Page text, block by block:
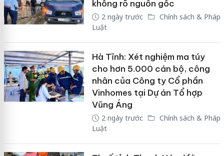
không rõ nguồn gốc
2 ngày trước
Chính sách & Pháp
Luật
Hà Tĩnh: Xét nghiệm ma túy
cho hơn 5.000 cán bộ, công
nhân của Công ty Cổ phần
Vinhomes tại Dự án Tổ hợp
Vũng Áng
2 ngày trước
Chính sách & Pháp
Luật